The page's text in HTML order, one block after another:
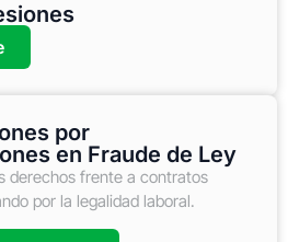
por
en Fraude de Ley
derechos frente a contratos
por la legalidad laboral.